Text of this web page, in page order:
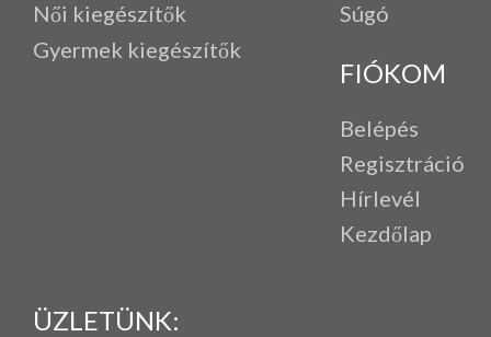
Női kiegészítők
Gyermek kiegészítők
Súgó
FIÓKOM
Belépés
Regisztráció
Hírlevél
Kezdőlap
ÜZLETÜNK: